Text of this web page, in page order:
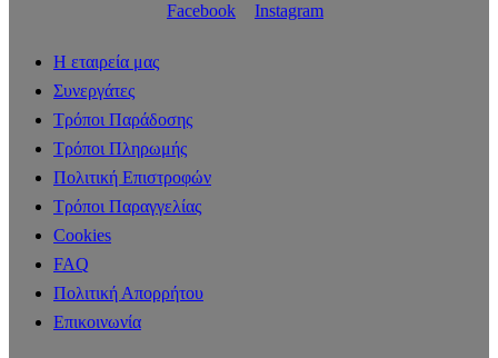
Facebook Instagram
Η εταιρεία μας
Συνεργάτες
Τρόποι Παράδοσης
Τρόποι Πληρωμής
Πολιτική Επιστροφών
Τρόποι Παραγγελίας
Cookies
FAQ
Πολιτική Απορρήτου
Επικοινωνία